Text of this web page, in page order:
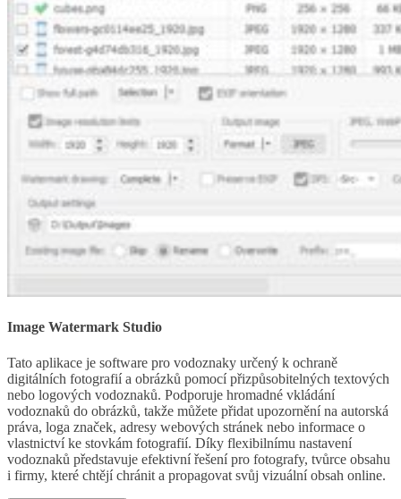
Image Watermark Studio
Tato aplikace je software pro vodoznaky určený k ochraně
digitálních fotografií a obrázků pomocí přizpůsobitelných textových
nebo logových vodoznaků. Podporuje hromadné vkládání
vodoznaků do obrázků, takže můžete přidat upozornění na autorská
práva, loga značek, adresy webových stránek nebo informace o
vlastnictví ke stovkám fotografií. Díky flexibilnímu nastavení
vodoznaků představuje efektivní řešení pro fotografy, tvůrce obsahu
i firmy, které chtějí chránit a propagovat svůj vizuální obsah online.